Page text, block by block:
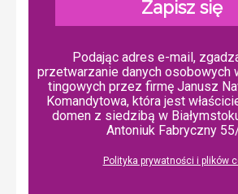
Zapisz się
Podając adres e-mail,
przetwarzanie danych osobowych
tin­go­wych przez firmę Janusz
Komandytowa, która jest
domen z siedzibą w
Antoniuk Fabryczny
Polityka prywatności i plików